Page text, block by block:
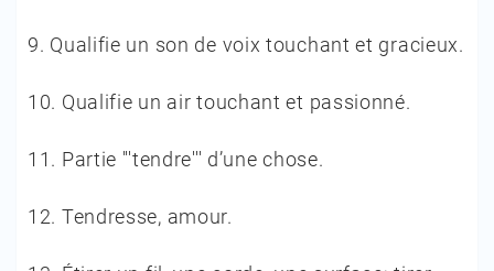
9. Qualifie un son de voix touchant et gracieux.
10. Qualifie un air touchant et passionné.
11. Partie '''tendre''' d’une chose.
12. Tendresse, amour.